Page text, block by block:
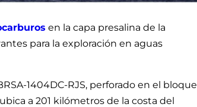
en la capa presalina de la
para la exploración en aguas
1404DC-RJS, perforado en el bloque
a 201 kilómetros de la costa del